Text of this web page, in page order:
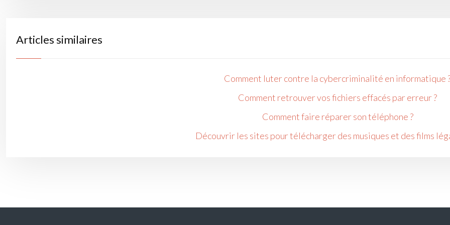
Articles similaires
Comment luter contre la cybercriminalité en informatique
Comment retrouver vos fichiers effacés par erreur ?
Comment faire réparer son téléphone ?
Découvrir les sites pour télécharger des musiques et des films